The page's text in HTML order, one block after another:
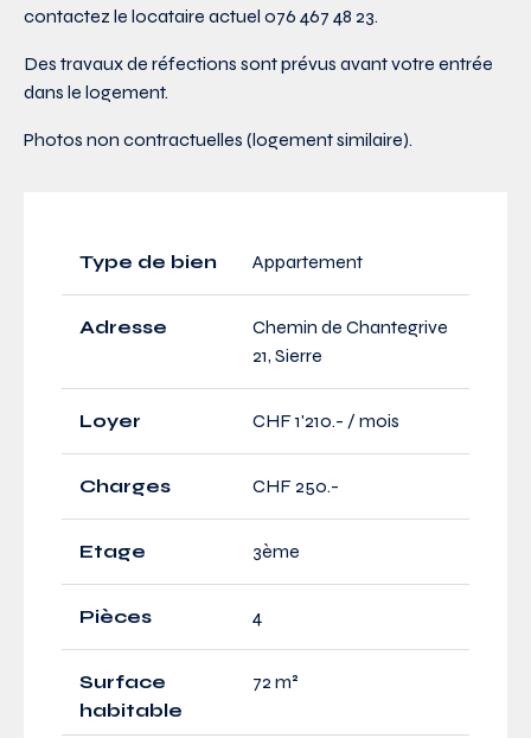
contactez le locataire actuel 076 467 48 23.
Des travaux de réfections sont prévus avant votre entrée
dans le logement.
Photos non contractuelles (logement similaire).
Type de bien Appartement
Adresse
Chemin de Chantegrive
21, Sierre
Loyer CHF 1'210.- / mois
Charges CHF 250.-
Etage 3ème
Pièces 4
Surface
habitable
72 m²